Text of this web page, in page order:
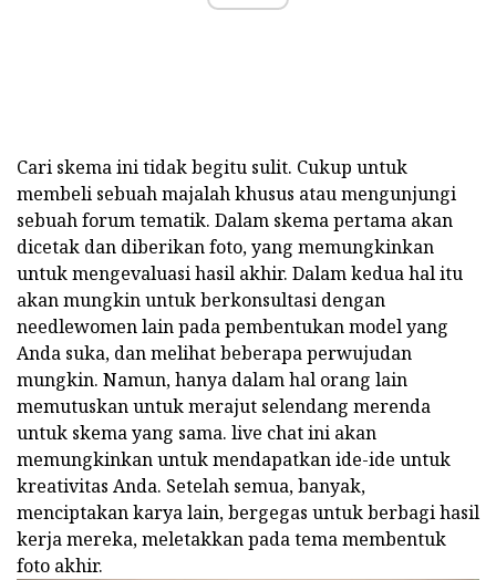
Cari skema ini tidak begitu sulit. Cukup untuk
membeli sebuah majalah khusus atau mengunjungi
sebuah forum tematik. Dalam skema pertama akan
dicetak dan diberikan foto, yang memungkinkan
untuk mengevaluasi hasil akhir. Dalam kedua hal itu
akan mungkin untuk berkonsultasi dengan
needlewomen lain pada pembentukan model yang
Anda suka, dan melihat beberapa perwujudan
mungkin. Namun, hanya dalam hal orang lain
memutuskan untuk merajut selendang merenda
untuk skema yang sama. live chat ini akan
memungkinkan untuk mendapatkan ide-ide untuk
kreativitas Anda. Setelah semua, banyak,
menciptakan karya lain, bergegas untuk berbagi hasil
kerja mereka, meletakkan pada tema membentuk
foto akhir.